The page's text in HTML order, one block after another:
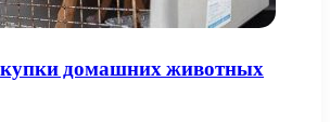
домашних животных